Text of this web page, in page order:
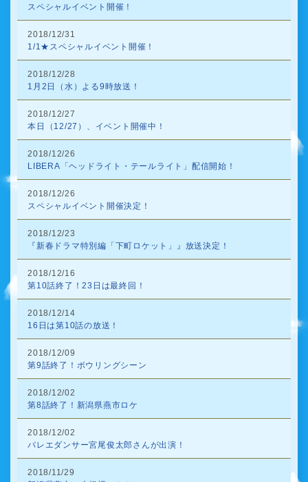
スペシャルイベント開催！
2018/12/31
1/1★スペシャルイベント開催！
2018/12/28
1月2日（水）よる9時放送！
2018/12/27
本日（12/27）、イベント開催中！
2018/12/26
LIBERA「ヘッドライト・テールライト」配信開始！
2018/12/26
スペシャルイベント開催決定！
2018/12/23
『新春ドラマ特別編「下町ロケット」』放送決定！
2018/12/16
第10話終了！23日は最終回！
2018/12/14
16日は第10話の放送！
2018/12/09
第9話終了！ボウリングシーン
2018/12/02
第8話終了！新潟県燕市ロケ
2018/12/02
バレエダンサー宮尾俊太郎さんが出演！
2018/11/29